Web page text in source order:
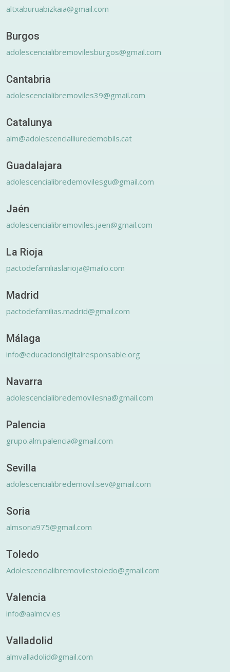
altxaburuabizkaia@gmail.com
Burgos
adolescencialibremovilesburgos@gmail.com
Cantabria
adolescencialibremoviles39@gmail.com
Catalunya
alm@adolescencialliuredemobils.cat
Guadalajara
adolescencialibredemovilesgu@gmail.com
Jaén
adolescencialibremoviles.jaen@gmail.com
La Rioja
pactodefamiliaslarioja@mailo.com
Madrid
pactodefamilias.madrid@gmail.com
Málaga
info@educaciondigitalresponsable.org
Navarra
adolescencialibredemovilesna@gmail.com
Palencia
grupo.alm.palencia@gmail.com
Sevilla
adolescencialibredemovil.sev@gmail.com
Soria
almsoria975@gmail.com
Toledo
Adolescencialibremovilestoledo@gmail.com
Valencia
info@aalmcv.es
Valladolid
almvalladolid@gmail.com